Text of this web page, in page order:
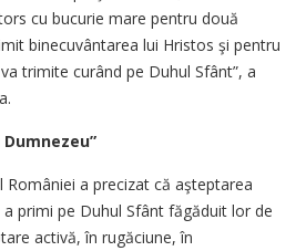
cu bucurie mare pentru două
binecuvântarea lui Hristos şi pentru
trimite curând pe Duhul Sfânt”, a
a precizat că aşteptarea
primi pe Duhul Sfânt făgăduit lor de
activă, în rugăciune, în